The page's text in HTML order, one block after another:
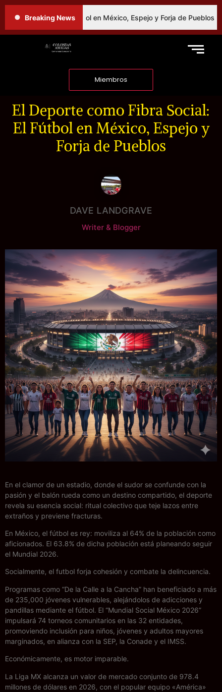
Breaking News
Fibra Social: El Fútbol en México, Espejo y Forja de Pueblos
Miembros
El Deporte como Fibra Social:
El Fútbol en México, Espejo y
Forja de Pueblos
DAVE LANDGRAVE
Writer & Blogger
En el clamor de un estadio, donde el sudor se confunde con la
pasión y el balón rueda como un destino compartido, el deporte
revela su esencia social: ritual colectivo que teje lazos entre
extraños y previene fracturas.
En México, el fútbol es rey: moviliza al 64% de la población como
aficionados. El 63.8% de dicha población está planeando seguir
el Mundial 2026.
Socialmente, el futbol forja cohesión y combate la delincuencia.
Programas como “De la Calle a la Cancha” han beneficiado a más
de 235,000 jóvenes vulnerables, alejándolos de adicciones y
pandillas mediante el fútbol. El “Mundial Social México 2026”
impulsará 74 torneos comunitarios en las 32 entidades,
promoviendo inclusión para niños, jóvenes y adultos mayores
marginados, en alianza con la SEP, la Conade y el IMSS.
Económicamente, es motor imparable.
La Liga MX alcanza un valor de mercado conjunto de 978.4
millones de dólares en 2026, con el popular equipo «América»